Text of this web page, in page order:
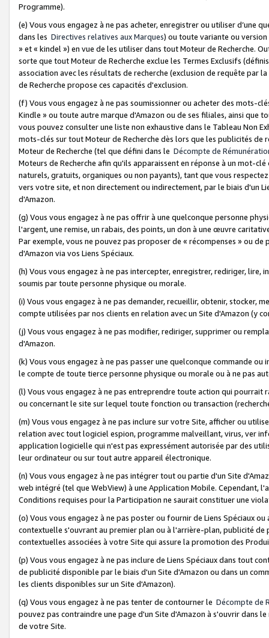
Programme).
(e) Vous vous engagez à ne pas acheter, enregistrer ou utiliser d’une
dans les Directives relatives aux Marques) ou toute variante ou
» et « kindel ») en vue de les utiliser dans tout Moteur de Recherche.
sorte que tout Moteur de Recherche exclue les Termes Exclusifs
association avec les résultats de recherche (exclusion de requête
de Recherche propose ces capacités d'exclusion.
(f) Vous vous engagez à ne pas soumissionner ou acheter des mots-
Kindle » ou toute autre marque d'Amazon ou de ses filiales, ainsi que
vous pouvez consulter une liste non exhaustive dans le Tableau Non
mots-clés sur tout Moteur de Recherche dès lors que les publicités de
Moteur de Recherche (tel que défini dans le Décompte de
Moteurs de Recherche afin qu'ils apparaissent en réponse à un mot-
naturels, gratuits, organiques ou non payants), tant que vous
vers votre site, et non directement ou indirectement, par le biais d'un
d'Amazon.
(g) Vous vous engagez à ne pas offrir à une quelconque personne
l'argent, une remise, un rabais, des points, un don à une œuvre
Par exemple, vous ne pouvez pas proposer de « récompenses » ou
d'Amazon via vos Liens Spéciaux.
(h) Vous vous engagez à ne pas intercepter, enregistrer, rediriger,
soumis par toute personne physique ou morale.
(i) Vous vous engagez à ne pas demander, recueillir, obtenir, stocker,
compte utilisées par nos clients en relation avec un Site d'Amazon (y
(j) Vous vous engagez à ne pas modifier, rediriger, supprimer ou
d'Amazon.
(k) Vous vous engagez à ne pas passer une quelconque commande
le compte de toute tierce personne physique ou morale ou à ne pas
(l) Vous vous engagez à ne pas entreprendre toute action qui
ou concernant le site sur lequel toute fonction ou transaction
(m) Vous vous engagez à ne pas inclure sur votre Site, afficher ou
relation avec tout logiciel espion, programme malveillant, virus, ver
application logicielle qui n'est pas expressément autorisée par des
leur ordinateur ou sur tout autre appareil électronique.
(n) Vous vous engagez à ne pas intégrer tout ou partie d'un Site
web intégré (tel que WebView) à une Application Mobile. Cependant,
Conditions requises pour la Participation ne saurait constituer une
(o) Vous vous engagez à ne pas poster ou fournir de Liens Spéciaux
contextuelle s'ouvrant au premier plan ou à l'arrière-plan, publicité
contextuelles associées à votre Site qui assure la promotion des
(p) Vous vous engagez à ne pas inclure de Liens Spéciaux dans tout
de publicité disponible par le biais d'un Site d'Amazon ou dans un
les clients disponibles sur un Site d'Amazon).
(q) Vous vous engagez à ne pas tenter de contourner le Décompte de
pouvez pas contraindre une page d'un Site d'Amazon à s'ouvrir dans
de votre Site.